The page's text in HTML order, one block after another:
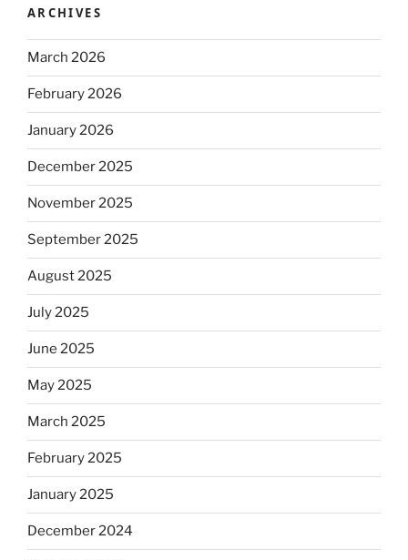
ARCHIVES
March 2026
February 2026
January 2026
December 2025
November 2025
September 2025
August 2025
July 2025
June 2025
May 2025
March 2025
February 2025
January 2025
December 2024